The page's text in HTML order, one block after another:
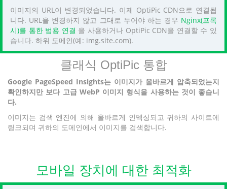
이미지의 URL이 변경되었습니다. 이제 OptiPic CDN으로 연결됩
니다. URL을 변경하지 않고 그대로 두어야 하는 경우 Nginx(프록
시)를 통한 범용 연결 을 사용하거나 OptiPic CDN을 연결할 수 있
습니다. 하위 도메인(예: img.site.com).
클래식 OptiPic 통합
Google PageSpeed Insights는 이미지가 올바르게 압축되었는지
확인하지만 보다 고급 WebP 이미지 형식을 사용하는 것이 좋습니
다.
이미지는 검색 엔진에 의해 올바르게 인덱싱되고 귀하의 사이트에
링크되며 귀하의 도메인에서 이미지를 검색합니다.
모바일 장치에 대한 최적화